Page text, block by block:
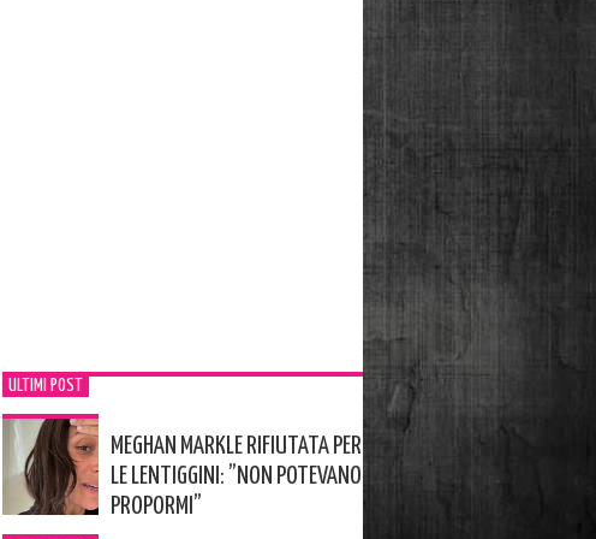
ULTIMI POST
MEGHAN MARKLE RIFIUTATA PER
LE LENTIGGINI: ”NON POTEVANO
PROPORMI”